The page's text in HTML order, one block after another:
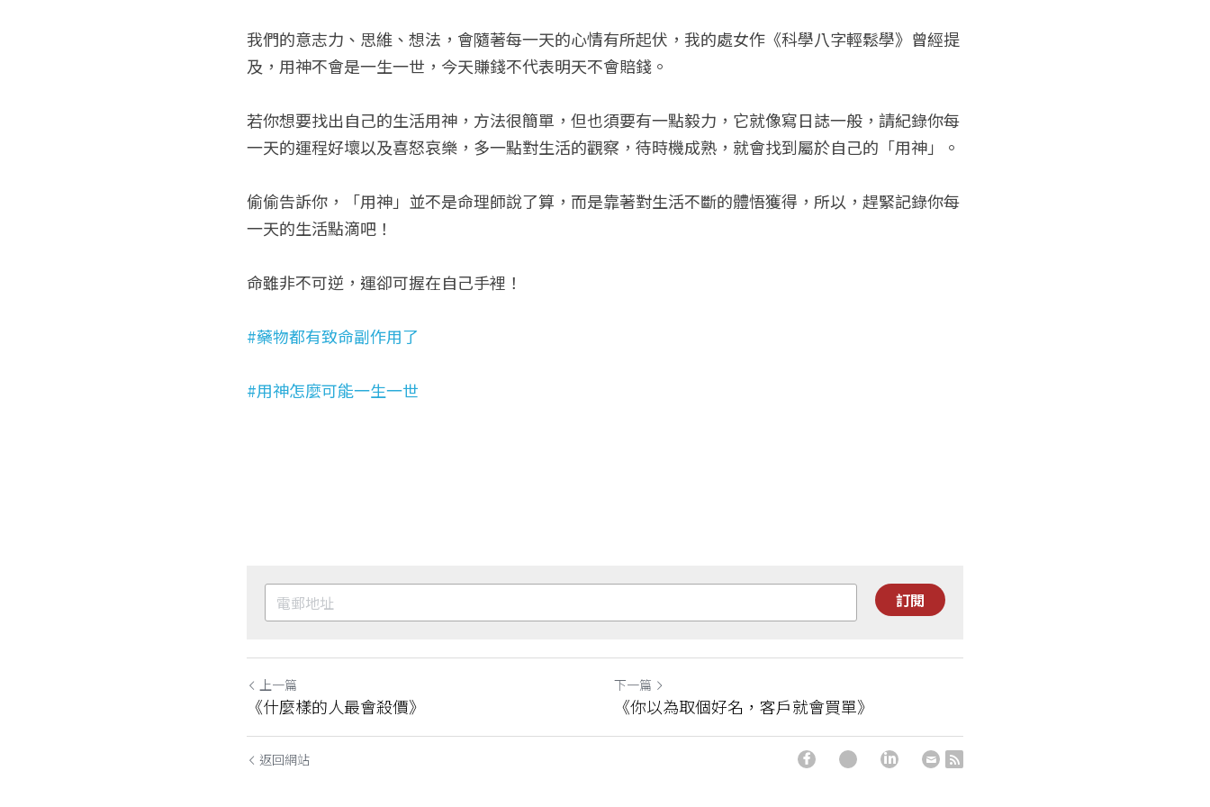
我們的意志力、思維、想法，會隨著每一天的心情有所起伏，我的處女作《科學八字輕鬆學》曾經提
及，用神不會是一生一世，今天賺錢不代表明天不會賠錢。
若你想要找出自己的生活用神，方法很簡單，但也須要有一點毅力，它就像寫日誌一般，請紀錄你每
一天的運程好壞以及喜怒哀樂，多一點對生活的觀察，待時機成熟，就會找到屬於自己的「用神」。
偷偷告訴你，「用神」並不是命理師說了算，而是靠著對生活不斷的體悟獲得，所以，趕緊記錄你每
一天的生活點滴吧！
命雖非不可逆，運卻可握在自己手裡！
#藥物都有致命副作用了
#用神怎麼可能一生一世
訂閱
上一篇
《什麼樣的人最會殺價》
下一篇
《你以為取個好名，客戶就會買單》
返回網站